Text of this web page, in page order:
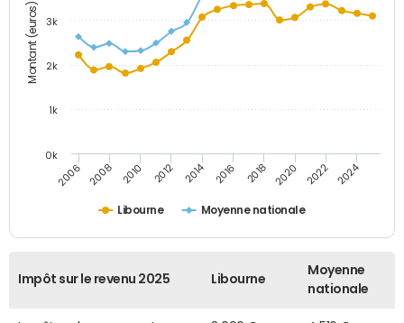
Montant (euros)
Libourne Moyenne nationale
2006 2008 2010 2012 2014 2016 2018 2020 2022 2024
0k
1k
2k
3k
Impôt sur le revenu 2025 Libourne
Moyenne
nationale